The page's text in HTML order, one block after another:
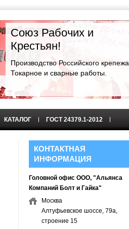
Союз Рабочих и
Крестьян!
Производство Российского крепежа.
Токарное и сварные работы.
КАТАЛОГ ГОСТ 24379.1-2012
КОНТАКТНАЯ
ИНФОРМАЦИЯ
Головной офис ООО, "Альянса
Компаний Болт и Гайка"
Москва
Алтуфьевское шоссе, 79а,
строение 15